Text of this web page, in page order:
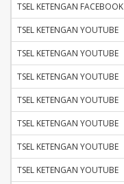
TSEL KETENGAN FACEBOOK
TSEL KETENGAN YOUTUBE
TSEL KETENGAN YOUTUBE
TSEL KETENGAN YOUTUBE
TSEL KETENGAN YOUTUBE
TSEL KETENGAN YOUTUBE
TSEL KETENGAN YOUTUBE
TSEL KETENGAN YOUTUBE